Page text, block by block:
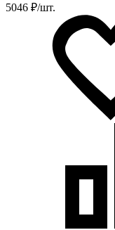
5046 ₽/шт.